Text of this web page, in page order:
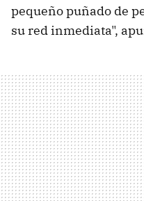
pequeño puñado de
su red inmediata",